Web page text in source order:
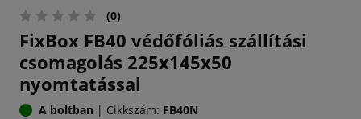
(0)
FixBox FB40 védőfóliás szállítási
csomagolás 225x145x50
nyomtatással
A boltban | Cikkszám: FB40N